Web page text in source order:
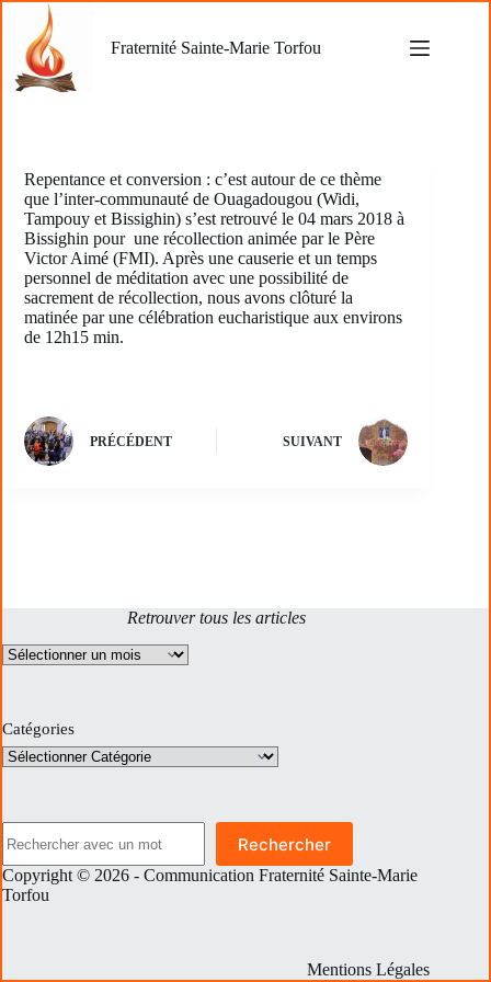
contenu
Fraternité Sainte-Marie Torfou
Repentance et conversion : c’est autour de ce thème
que l’inter-communauté de Ouagadougou (Widi,
Tampouy et Bissighin) s’est retrouvé le 04 mars 2018 à
Bissighin pour une récollection animée par le Père
Victor Aimé (FMI). Après une causerie et un temps
personnel de méditation avec une possibilité de
sacrement de récollection, nous avons clôturé la
matinée par une célébration eucharistique aux environs
de 12h15 min.
PRÉCÉDENT SUIVANT
Retrouver tous les articles
Archives
Catégories
Rechercher
Copyright © 2026 - Communication Fraternité Sainte-Marie
Torfou
Mentions Légales